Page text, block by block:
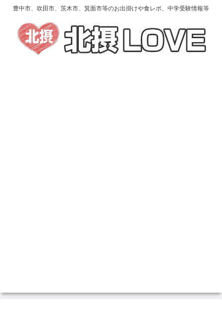
豊中市、吹田市、茨木市、箕面市等のお出掛けや食レポ、中学受験情報等